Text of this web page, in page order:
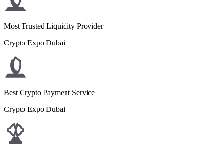
Most Trusted Liquidity Provider
Crypto Expo Dubai
Best Crypto Payment Service
Crypto Expo Dubai